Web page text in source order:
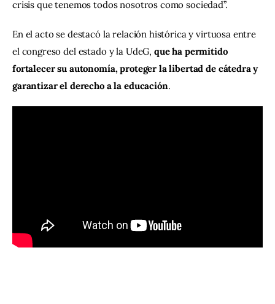
crisis que tenemos todos nosotros como sociedad”.
En el acto se destacó la relación histórica y virtuosa entre
el congreso del estado y la UdeG, que ha permitido
fortalecer su autonomía, proteger la libertad de cátedra y
garantizar el derecho a la educación.